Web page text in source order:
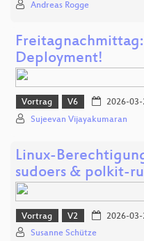
Andreas Rogge
Deployment!
Vortrag V6 2026-03-
Sujeevan Vijayakumaran
Linux-
sudoers & polkit-
Vortrag V2 2026-03-
Susanne Schütze